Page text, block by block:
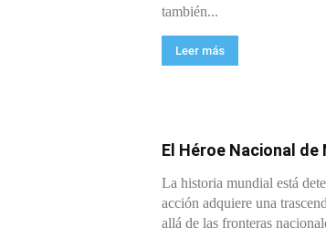
también...
Leer más
El Héroe Nacional de
La historia mundial está
acción adquiere una
allá de las fronteras